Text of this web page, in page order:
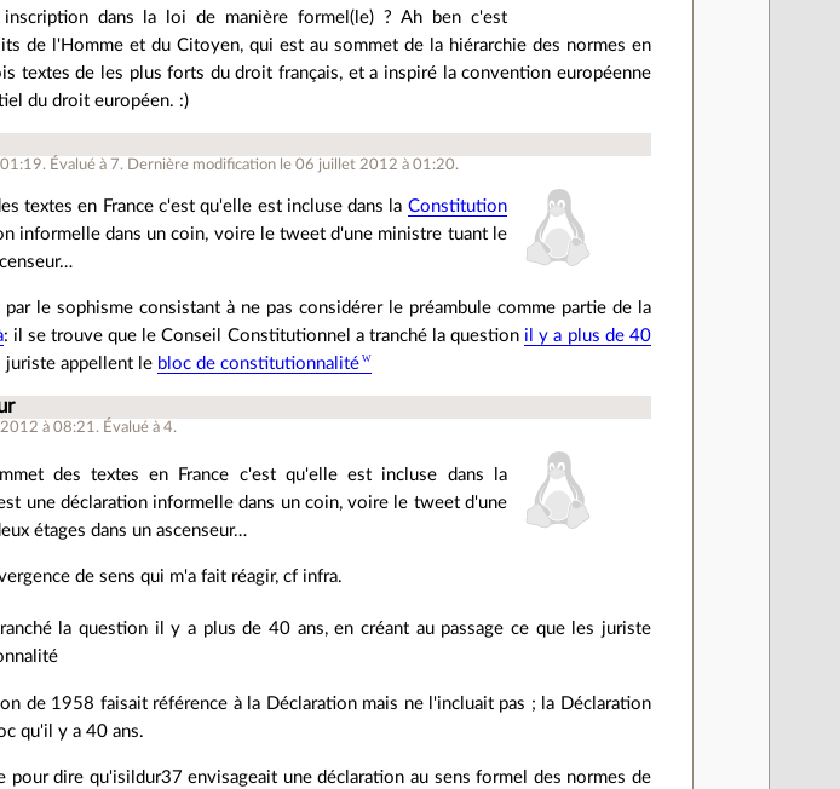
dans la loi de manière formel(le) ? Ah ben c'est
de l'Homme et du Citoyen, qui est au sommet de la hiérarchie des normes en
textes de les plus forts du droit français, et a inspiré la convention européenne
du droit européen. :)
. Évalué à 7. Dernière modification le 06 juillet 2012 à 01:20.
textes en France c'est qu'elle est incluse dans la Constitution
informelle dans un coin, voire le tweet d'une ministre tuant le
le sophisme consistant à ne pas considérer le préambule comme partie de la
: il se trouve que le Conseil Constitutionnel a tranché la question il y a plus de 40
juriste appellent le bloc de constitutionnalité
à 08:21. Évalué à4.
des textes en France c'est qu'elle est incluse dans la
une déclaration informelle dans un coin, voire le tweet d'une
étages dans un ascenseur…
de sens qui m'a fait réagir, cf infra.
la question il y a plus de 40 ans, en créant au passage ce que les juriste
de 1958 faisait référence à la Déclaration mais ne l'incluait pas ; la Déclaration
qu'il y a 40 ans.
pour dire qu'isildur37 envisageait une déclaration au sens formel des normes de